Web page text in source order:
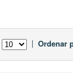
| Ordenar